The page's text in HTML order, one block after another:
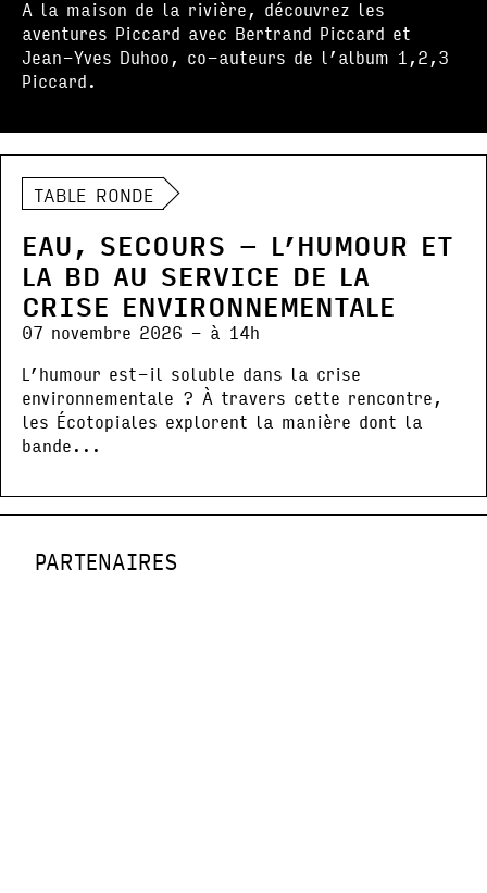
A la maison de la rivière, découvrez les
aventures Piccard avec Bertrand Piccard et
Jean-Yves Duhoo, co-auteurs de l’album 1,2,3
Piccard.
TABLE RONDE
EAU, SECOURS – L’HUMOUR ET
LA BD AU SERVICE DE LA
CRISE ENVIRONNEMENTALE
07 novembre 2026 - à 14h
L’humour est-il soluble dans la crise
environnementale ? À travers cette rencontre,
les Écotopiales explorent la manière dont la
bande...
PARTENAIRES